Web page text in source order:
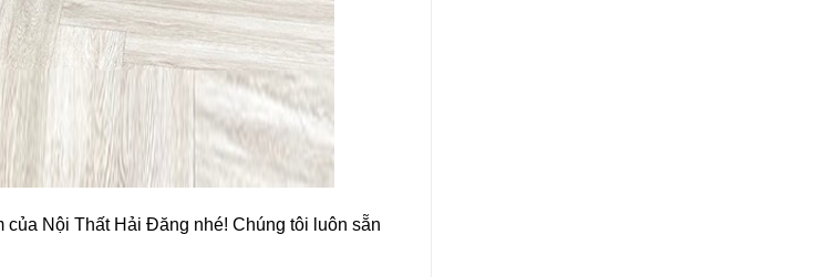
của Nội Thất Hải Đăng nhé! Chúng tôi luôn sẵn